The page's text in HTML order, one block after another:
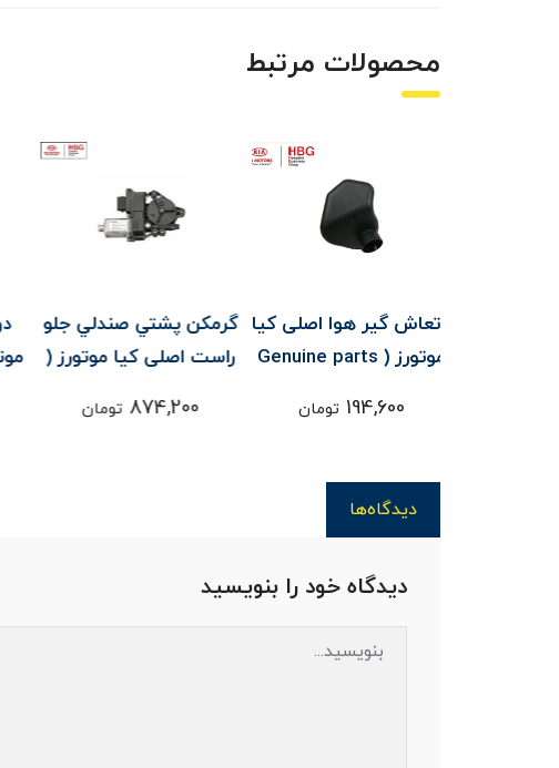
محصولات مرتبط
گرمکن پشتي صندلي جلو
راست اصلی کیا موتورز (
سورنتو
874,200 تومان
دوربين جلو اصلی کیا
موتورز ( Genuine parts
1,645,600 تومان
دیدگاه‌ها
دیدگاه خود را بنویسید